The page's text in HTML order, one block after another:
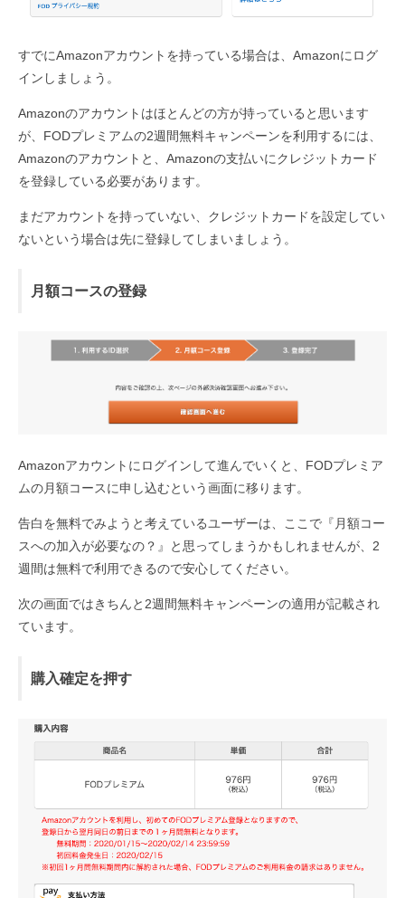
すでにAmazonアカウントを持っている場合は、Amazonにログ
インしましょう。
Amazonのアカウントはほとんどの方が持っていると思います
が、FODプレミアムの2週間無料キャンペーンを利用するには、
Amazonのアカウントと、Amazonの支払いにクレジットカード
を登録している必要があります。
まだアカウントを持っていない、クレジットカードを設定してい
ないという場合は先に登録してしまいましょう。
月額コースの登録
Amazonアカウントにログインして進んでいくと、FODプレミア
ムの月額コースに申し込むという画面に移ります。
告白を無料でみようと考えているユーザーは、ここで『月額コー
スへの加入が必要なの？』と思ってしまうかもしれませんが、2
週間は無料で利用できるので安心してください。
次の画面ではきちんと2週間無料キャンペーンの適用が記載され
ています。
購入確定を押す